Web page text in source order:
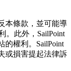
本條款，並可能導
。此外，SailPoint
的權利。SailPoint
或損害提起法律訴